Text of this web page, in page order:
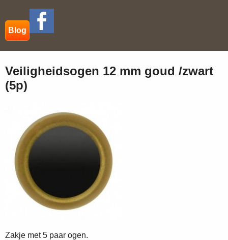
Blog
Veiligheidsogen 12 mm goud /zwart
(5p)
Zakje met 5 paar ogen.